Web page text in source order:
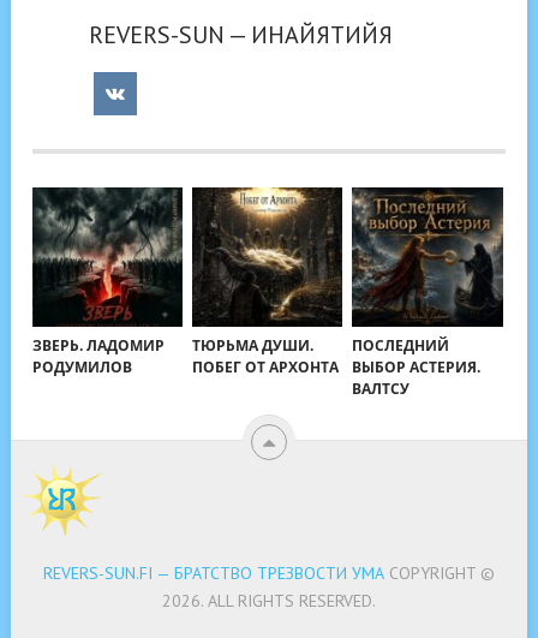
REVERS-SUN — ИНАЙЯТИЙЯ
ЗВЕРЬ. ЛАДОМИР
РОДУМИЛОВ
ТЮРЬМА ДУШИ.
ПОБЕГ ОТ АРХОНТА
ПОСЛЕДНИЙ
ВЫБОР АСТЕРИЯ.
ВАЛТСУ
REVERS-SUN.FI — БРАТСТВО ТРЕЗВОСТИ УМАCOPYRIGHT ©
2026. ALL RIGHTS RESERVED.